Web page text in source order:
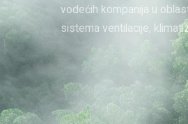
vodećih kompanija u
sistema ventilacije,